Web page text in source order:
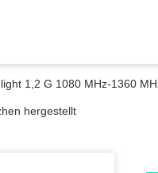
1,2 G 1080 MHz-1360
hergestellt